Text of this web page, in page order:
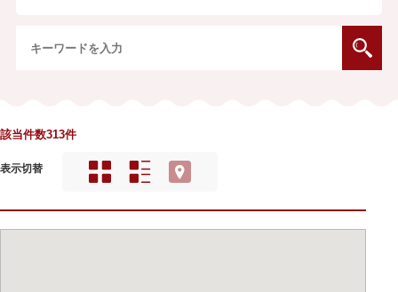
該当件数313件
表示切替